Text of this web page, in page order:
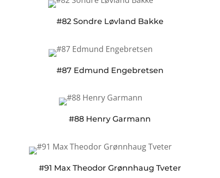
#82 Sondre Løvland Bakke
#87 Edmund Engebretsen
#88 Henry Garmann
#91 Max Theodor Grønnhaug Tveter